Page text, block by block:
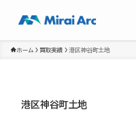
ホーム 買取実績 港区神谷町土地
港区神谷町土地